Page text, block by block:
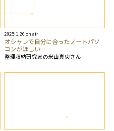
2025.1.26 on air
オシャレで自分に合ったノートパソ
コンがほしい…
整理収納研究家の米山真央さん